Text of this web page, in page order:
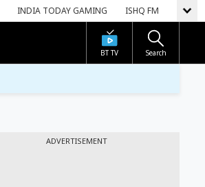
INDIA TODAY GAMING ISHQ FM
BT TV Search
ADVERTISEMENT